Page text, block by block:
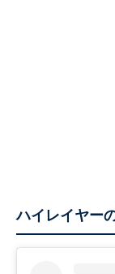
ハイレイヤー